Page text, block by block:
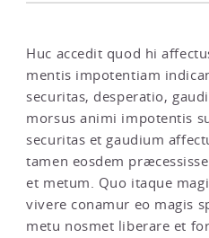
Huc accedit quod hi
mentis impotentiam
securitas, desperatio,
morsus animi impotentis
securitas et gaudium
tamen eosdem
et metum. Quo itaque
vivere conamur eo magis
metu nosmet liberare et